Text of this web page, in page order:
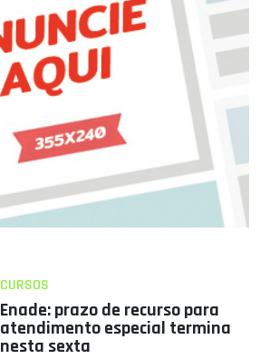
CURSOS
Enade: prazo de recurso para
atendimento especial termina
nesta sexta